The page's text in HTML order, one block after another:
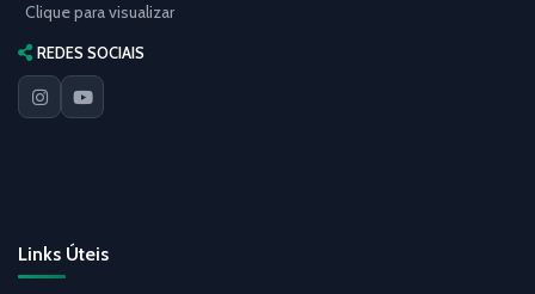
Clique para visualizar
REDES SOCIAIS
Links Úteis